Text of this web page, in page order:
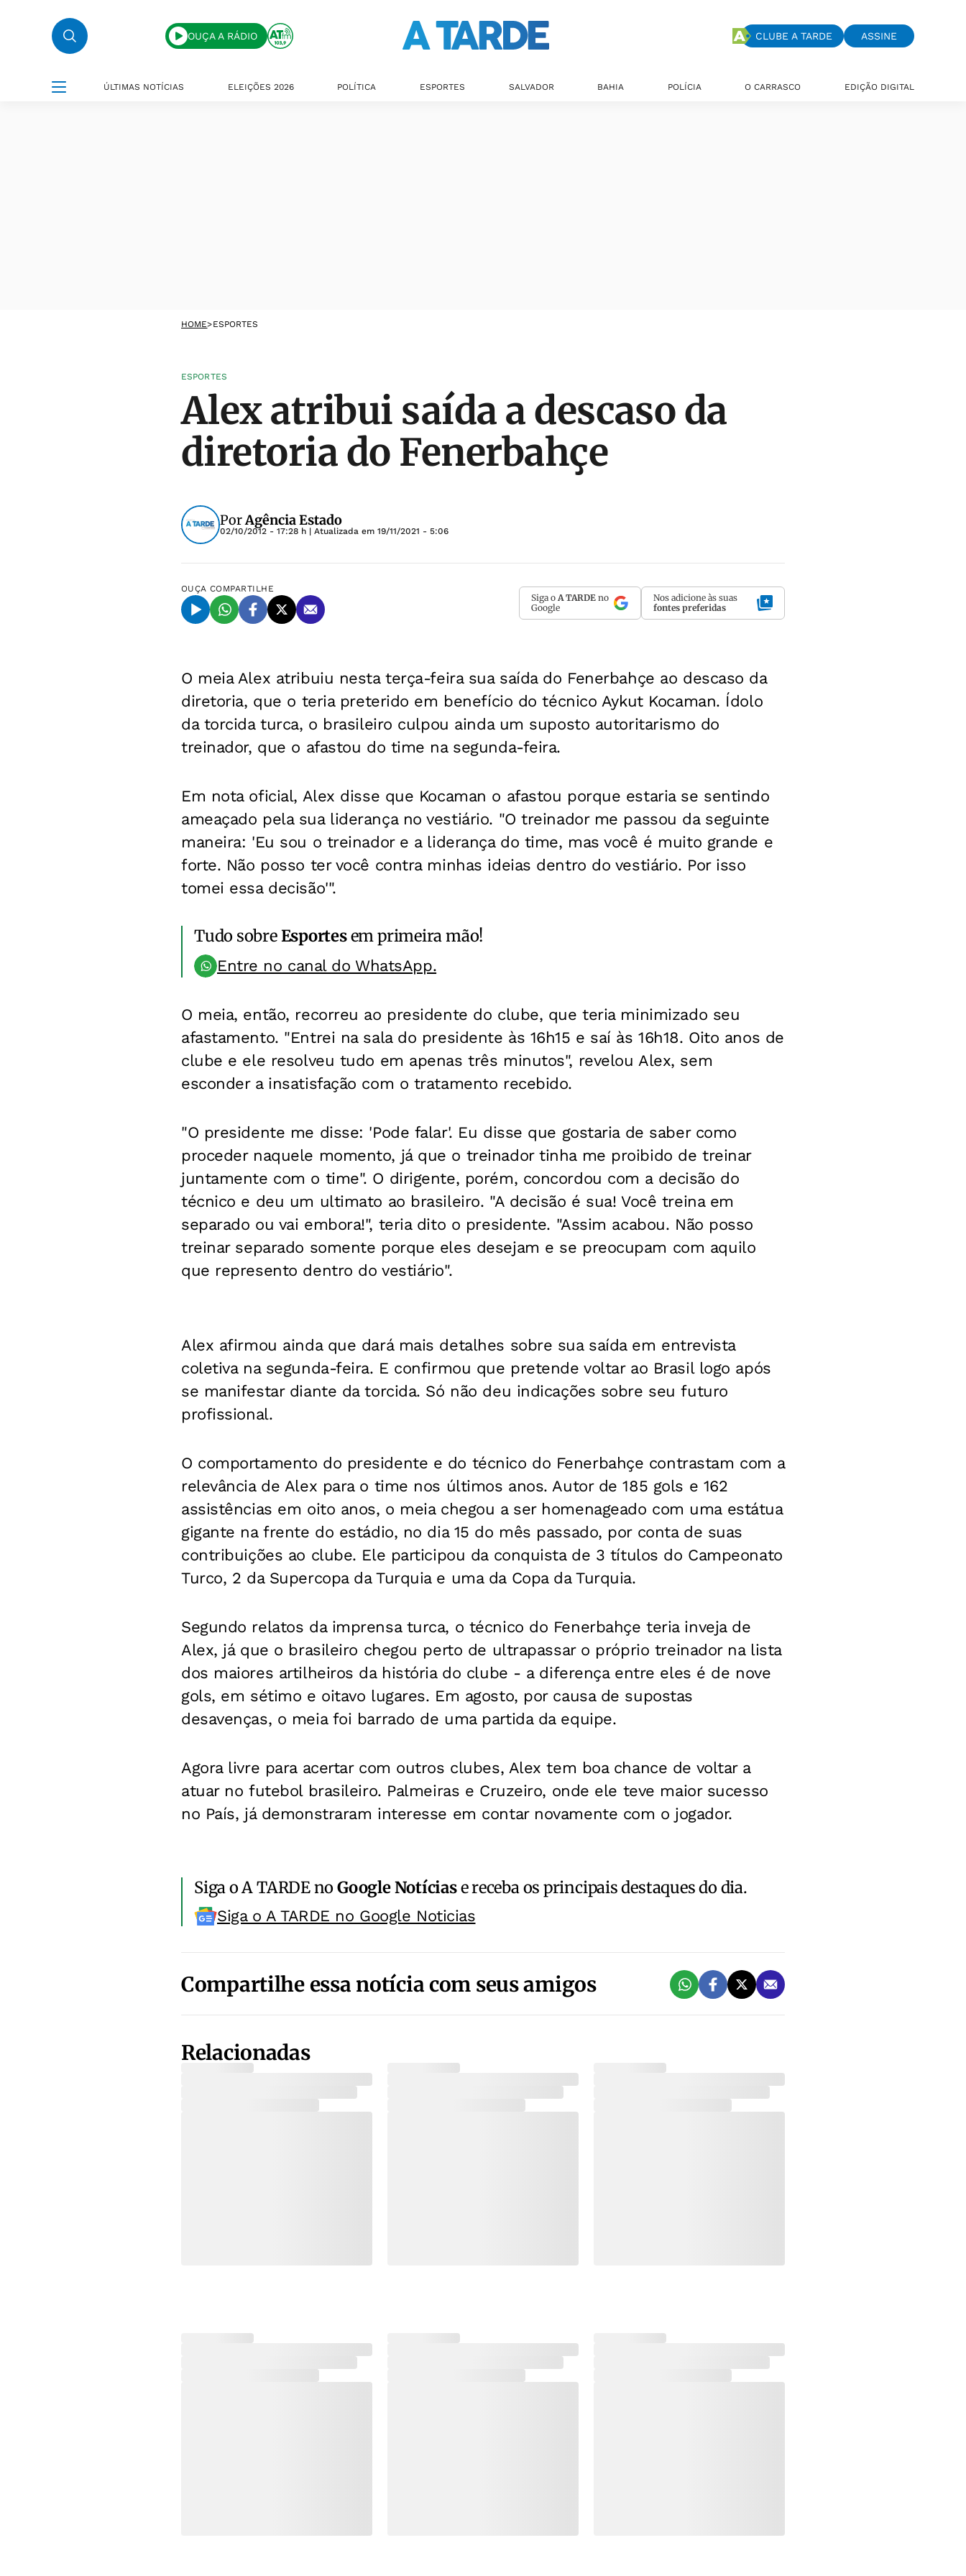
OUÇA A RÁDIO CLUBE A TARDE ASSINE
ÚLTIMAS NOTÍCIAS ELEIÇÕES 2026 POLÍTICA ESPORTES SALVADOR BAHIA POLÍCIA O CARRASCO EDIÇÃO DIGITAL
HOME>ESPORTES
ESPORTES
Alex atribui saída a descaso da
diretoria do Fenerbahçe
PorAgência Estado
02/10/2012 - 17:28 h | Atualizada em 19/11/2021 - 5:06
OUÇA COMPARTILHE
Siga o A TARDE no
Google
Nos adicione às suas
fontes preferidas
O meia Alex atribuiu nesta terça-feira sua saída do Fenerbahçe ao descaso da
diretoria, que o teria preterido em benefício do técnico Aykut Kocaman. Ídolo
da torcida turca, o brasileiro culpou ainda um suposto autoritarismo do
treinador, que o afastou do time na segunda-feira.
Em nota oficial, Alex disse que Kocaman o afastou porque estaria se sentindo
ameaçado pela sua liderança no vestiário. "O treinador me passou da seguinte
maneira: 'Eu sou o treinador e a liderança do time, mas você é muito grande e
forte. Não posso ter você contra minhas ideias dentro do vestiário. Por isso
tomei essa decisão'".
Tudo sobreEsportesem primeira mão!
Entre no canal do WhatsApp.
O meia, então, recorreu ao presidente do clube, que teria minimizado seu
afastamento. "Entrei na sala do presidente às 16h15 e saí às 16h18. Oito anos de
clube e ele resolveu tudo em apenas três minutos", revelou Alex, sem
esconder a insatisfação com o tratamento recebido.
"O presidente me disse: 'Pode falar'. Eu disse que gostaria de saber como
proceder naquele momento, já que o treinador tinha me proibido de treinar
juntamente com o time". O dirigente, porém, concordou com a decisão do
técnico e deu um ultimato ao brasileiro. "A decisão é sua! Você treina em
separado ou vai embora!", teria dito o presidente. "Assim acabou. Não posso
treinar separado somente porque eles desejam e se preocupam com aquilo
que represento dentro do vestiário".
Alex afirmou ainda que dará mais detalhes sobre sua saída em entrevista
coletiva na segunda-feira. E confirmou que pretende voltar ao Brasil logo após
se manifestar diante da torcida. Só não deu indicações sobre seu futuro
profissional.
O comportamento do presidente e do técnico do Fenerbahçe contrastam com a
relevância de Alex para o time nos últimos anos. Autor de 185 gols e 162
assistências em oito anos, o meia chegou a ser homenageado com uma estátua
gigante na frente do estádio, no dia 15 do mês passado, por conta de suas
contribuições ao clube. Ele participou da conquista de 3 títulos do Campeonato
Turco, 2 da Supercopa da Turquia e uma da Copa da Turquia.
Segundo relatos da imprensa turca, o técnico do Fenerbahçe teria inveja de
Alex, já que o brasileiro chegou perto de ultrapassar o próprio treinador na lista
dos maiores artilheiros da história do clube - a diferença entre eles é de nove
gols, em sétimo e oitavo lugares. Em agosto, por causa de supostas
desavenças, o meia foi barrado de uma partida da equipe.
Agora livre para acertar com outros clubes, Alex tem boa chance de voltar a
atuar no futebol brasileiro. Palmeiras e Cruzeiro, onde ele teve maior sucesso
no País, já demonstraram interesse em contar novamente com o jogador.
Siga o A TARDE noGoogle Notíciase receba os principais destaques do dia.
Siga o A TARDE no Google Noticias
Compartilhe essa notícia com seus amigos
Relacionadas